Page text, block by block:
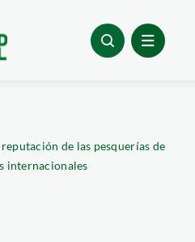
de las pesquerías de
internacionales